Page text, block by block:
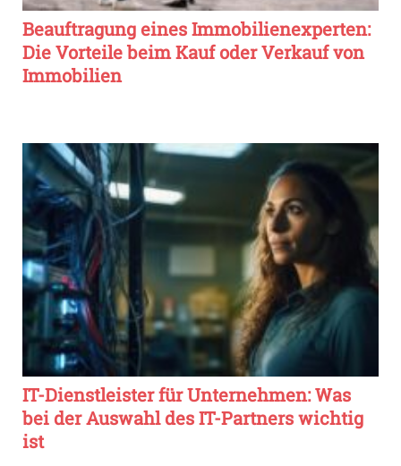
Beauftragung eines Immobilienexperten:
Die Vorteile beim Kauf oder Verkauf von
Immobilien
IT-Dienstleister für Unternehmen: Was
bei der Auswahl des IT-Partners wichtig
ist